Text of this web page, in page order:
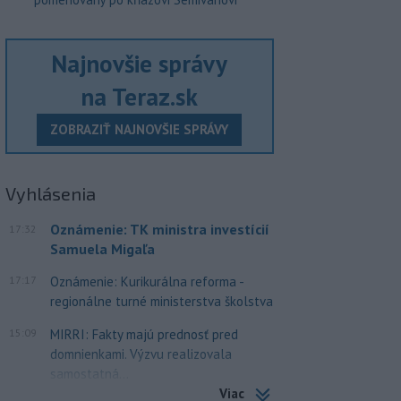
Najnovšie správy
na Teraz.sk
ZOBRAZIŤ NAJNOVŠIE SPRÁVY
Vyhlásenia
17:32
Oznámenie: TK ministra investícií
Samuela Migaľa
17:17
Oznámenie: Kurikurálna reforma -
regionálne turné ministerstva školstva
15:09
MIRRI: Fakty majú prednosť pred
domnienkami. Výzvu realizovala
samostatná...
Viac